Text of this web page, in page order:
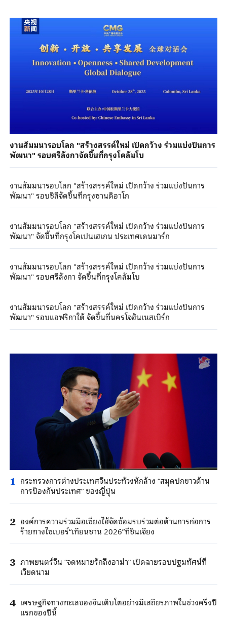
งานสัมมนารอบโลก "สร้างสรรค์ใหม่ เปิดกว้าง ร่วมแบ่งปันการ
พัฒนา" รอบศรีลังกาจัดขึ้นที่กรุงโคลัมโบ
งานสัมมนารอบโลก "สร้างสรรค์ใหม่ เปิดกว้าง ร่วมแบ่งปันการ
พัฒนา" รอบชิลีจัดขึ้นที่กรุงซานดิอาโก
งานสัมมนารอบโลก "สร้างสรรค์ใหม่ เปิดกว้าง ร่วมแบ่งปันการ
พัฒนา" จัดขึ้นที่กรุงโคเปนเฮเกน ประเทศเดนมาร์ก
งานสัมมนารอบโลก "สร้างสรรค์ใหม่ เปิดกว้าง ร่วมแบ่งปันการ
พัฒนา" รอบศรีลังกา จัดขึ้นที่กรุงโคลัมโบ
งานสัมมนารอบโลก "สร้างสรรค์ใหม่ เปิดกว้าง ร่วมแบ่งปันการ
พัฒนา" รอบแอฟริกาใต้ จัดขึ้นที่นครโจฮันเนสเบิร์ก
1 กระทรวงการต่างประเทศจีนประท้วงหักล้าง “สมุดปกขาวด้าน
การป้องกันประเทศ” ของญี่ปุ่น
2 องค์การความร่วมมือเซี่ยงไฮ้จัดซ้อมรบร่วมต่อต้านการก่อการ
ร้ายทางไซเบอร์“เทียนซาน 2026”ที่ซินเจียง
3 ภาพยนตร์จีน “จดหมายรักถึงอาม่า” เปิดฉายรอบปฐมทัศน์ที่
เวียดนาม
4 เศรษฐกิจทางทะเลของจีนเติบโตอย่างมีเสถียรภาพในช่วงครึ่งปี
แรกของปีนี้